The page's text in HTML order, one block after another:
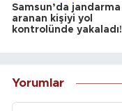
Samsun’da jandarma
aranan kişiyi yol
kontrolünde yakaladı!
Yorumlar